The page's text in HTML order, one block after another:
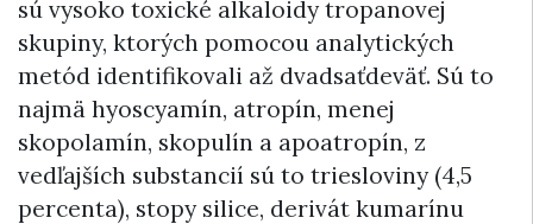
sú vysoko toxické alkaloidy tropanovej
skupiny, ktorých pomocou analytických
metód identifikovali až dvadsaťdeväť. Sú to
najmä hyoscyamín, atropín, menej
skopolamín, skopulín a apoatropín, z
vedľajších substancií sú to triesloviny (4,5
percenta), stopy silice, derivát kumarínu